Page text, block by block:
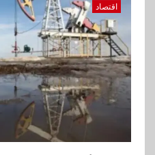
5
اخبار
غرفة
لدعم
مستهدفات
اقتصاد